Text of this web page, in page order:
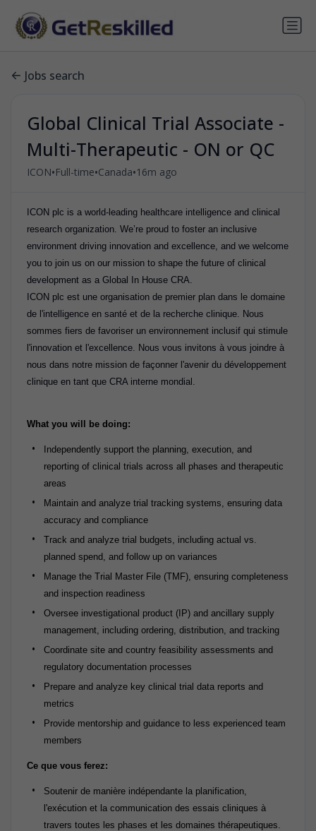
Jobs search
Global Clinical Trial Associate -
Multi-Therapeutic - ON or QC
ICON•Full-time•Canada•16m ago
ICON plc is a world-leading healthcare intelligence and clinical
research organization. We’re proud to foster an inclusive
environment driving innovation and excellence, and we welcome
you to join us on our mission to shape the future of clinical
development as a Global In House CRA.
ICON plc est une organisation de premier plan dans le domaine
de l'intelligence en santé et de la recherche clinique. Nous
sommes fiers de favoriser un environnement inclusif qui stimule
l'innovation et l'excellence. Nous vous invitons à vous joindre à
nous dans notre mission de façonner l'avenir du développement
clinique en tant que CRA interne mondial.
What you will be doing:
Independently support the planning, execution, and
reporting of clinical trials across all phases and therapeutic
areas
Maintain and analyze trial tracking systems, ensuring data
accuracy and compliance
Track and analyze trial budgets, including actual vs.
planned spend, and follow up on variances
Manage the Trial Master File (TMF), ensuring completeness
and inspection readiness
Oversee investigational product (IP) and ancillary supply
management, including ordering, distribution, and tracking
Coordinate site and country feasibility assessments and
regulatory documentation processes
Prepare and analyze key clinical trial data reports and
metrics
Provide mentorship and guidance to less experienced team
members
Ce que vous ferez:
Soutenir de manière indépendante la planification,
l'exécution et la communication des essais cliniques à
travers toutes les phases et les domaines thérapeutiques.